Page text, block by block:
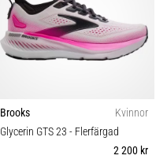
Brooks
Kvinnor
Glycerin GTS 23 - Flerfärgad
2 200 kr